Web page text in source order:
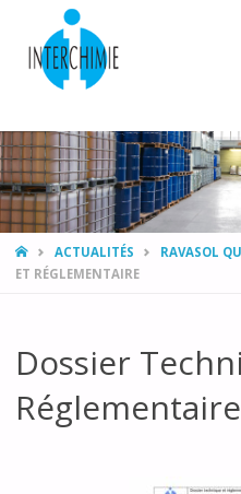
HOMEACTUALITÉS RAVASOL
ET RÉGLEMENTAIRE
Dossier
Réglementaire